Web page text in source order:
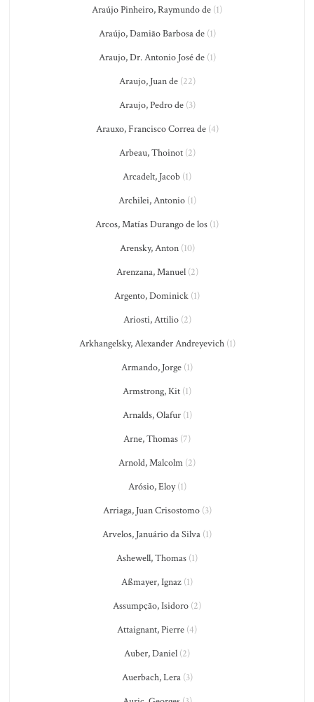
Araújo Pinheiro, Raymundo de (1)
Araújo, Damião Barbosa de(1)
Araujo, Dr. Antonio José de(1)
Araujo, Juan de(22)
Araujo, Pedro de(3)
Arauxo, Francisco Correa de(4)
Arbeau, Thoinot(2)
Arcadelt, Jacob (1)
Archilei, Antonio(1)
Arcos, Matías Durango de los (1)
Arensky, Anton(10)
Arenzana, Manuel(2)
Argento, Dominick (1)
Ariosti, Attilio(2)
Arkhangelsky, Alexander Andreyevich(1)
Armando, Jorge (1)
Armstrong, Kit (1)
Arnalds, Olafur(1)
Arne, Thomas (7)
Arnold, Malcolm (2)
Arósio, Eloy(1)
Arriaga, Juan Crisostomo(3)
Arvelos, Januário da Silva (1)
Ashewell, Thomas (1)
Aßmayer, Ignaz (1)
Assumpção, Isidoro (2)
Attaignant, Pierre (4)
Auber, Daniel (2)
Auerbach, Lera(3)